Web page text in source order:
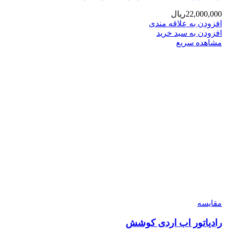
22,000,000ریال
افزودن به علاقه مندی
افزودن به سبد خرید
مشاهده سریع
مقایسه
رادیاتور اب اردی کوشش